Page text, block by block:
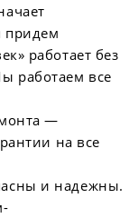
придем
работает без
работаем все
—
на все
и надежны.